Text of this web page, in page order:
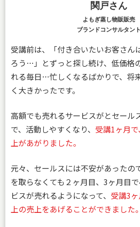
関戸さん
よもぎ蒸し物販販売
ブランドコンサルタント
受講前は、「付き合いたいお客さん
ろう…」とずっと探し続け、低価格
れる毎日…忙しくなるばかりで、将
く大きかったです。
高額でも売れるサービスがとセール
で、活動しやすくなり、 受講1ヶ月
上があがりました。
元々、セールスには不安があったの
を取らなくても２ヶ月目、3ヶ月目
ビスが売れるようになって、 受講3
上の売上をあげることができました。